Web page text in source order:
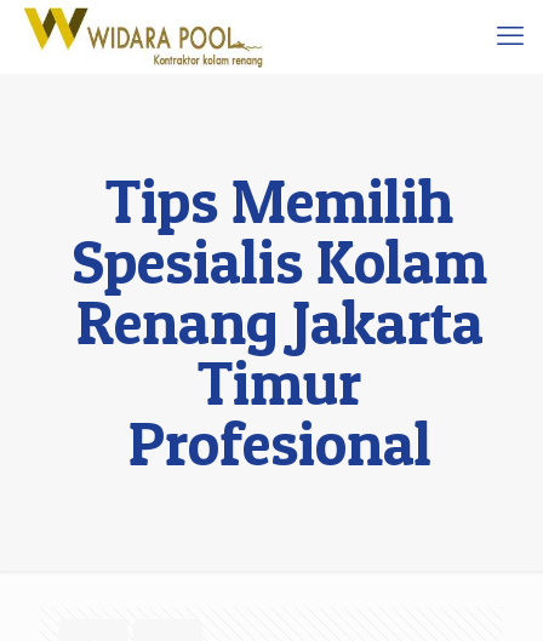
Tips Memilih
Spesialis Kolam
Renang Jakarta
Timur
Profesional